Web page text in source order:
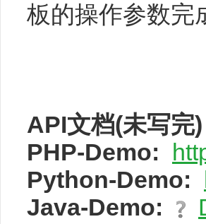
板的操作参数完
API文档(未写完)
PHP-Demo:
Python-Demo:
Java-Demo: